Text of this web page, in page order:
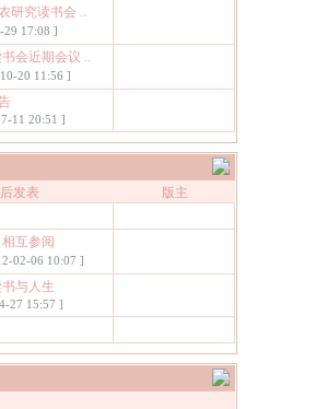
研究读书会 ..
29 17:08 ]
会近期会议 ..
20 11:56 ]
11 20:51 ]
发表
版主
互参阅
02-06 10:07 ]
与人生
27 15:57 ]